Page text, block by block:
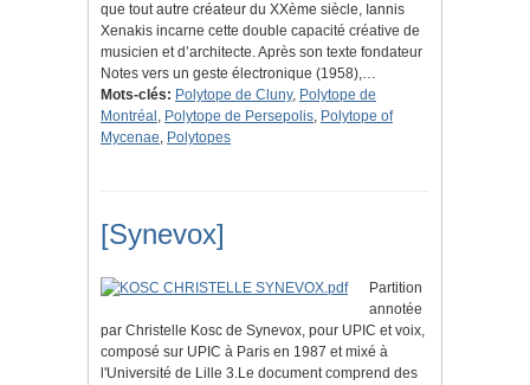
que tout autre créateur du XXème siècle, Iannis
Xenakis incarne cette double capacité créative de
musicien et d’architecte. Après son texte fondateur
Notes vers un geste électronique (1958),…
Mots-clés: Polytope de Cluny, Polytope de
Montréal , Polytope de Persepolis, Polytope of
Mycenae, Polytopes
[Synevox]
Partition
annotée
par Christelle Kosc de Synevox, pour UPIC et voix,
composé sur UPIC à Paris en 1987 et mixé à
l'Université de Lille 3.Le document comprend des